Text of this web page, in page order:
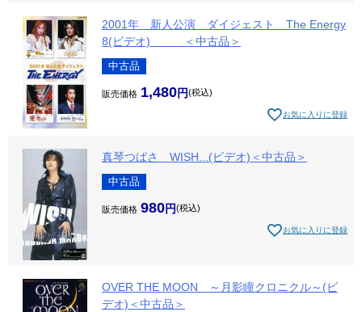
2001年 新人公演 ダイジェスト The Energy
8(ビデオ) ＜中古品＞
中古品
販売価格 1,480 税込
お気に入りに登録
真琴つばさ WISH...(ビデオ)＜中古品＞
中古品
販売価格 980 税込
お気に入りに登録
OVER THE MOON ～月影瞳クロニクル～(ビ
デオ)＜中古品＞